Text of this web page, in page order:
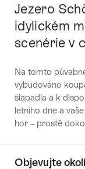
About
Map
Intro
Jezero
idylickém
scenérie v
Na tomto
vybudováno
šlapadla a k
letního dne a
hor – prostě
Objevujte okolí